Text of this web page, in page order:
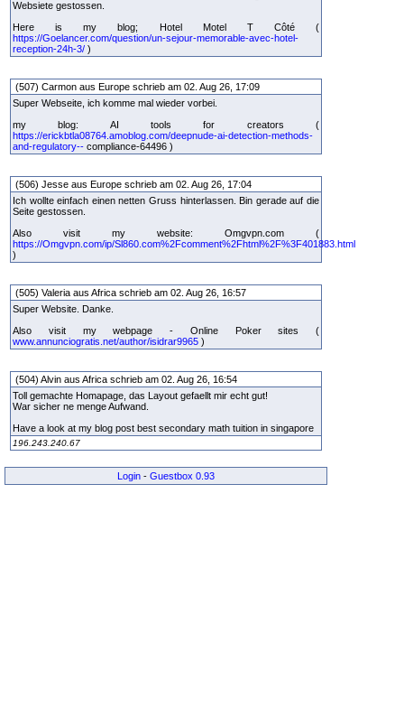
Websiete gestossen.
Here is my blog; Hotel Motel T Côté (
https://Goelancer.com/question/un-sejour-memorable-avec-hotel-
reception-24h-3/ )
(507) Carmon aus Europe schrieb am 02. Aug 26, 17:09
Super Webseite, ich komme mal wieder vorbei.
my blog: AI tools for creators (
https://erickbtla08764.amoblog.com/deepnude-ai-detection-methods-
and-regulatory-- compliance-64496 )
(506) Jesse aus Europe schrieb am 02. Aug 26, 17:04
Ich wollte einfach einen netten Gruss hinterlassen. Bin gerade auf die
Seite gestossen.
Also visit my website: Omgvpn.com (
https://Omgvpn.com/ip/Sl860.com%2Fcomment%2Fhtml%2F%3F401883.html
)
(505) Valeria aus Africa schrieb am 02. Aug 26, 16:57
Super Website. Danke.
Also visit my webpage - Online Poker sites (
www.annunciogratis.net/author/isidrar9965 )
(504) Alvin aus Africa schrieb am 02. Aug 26, 16:54
Toll gemachte Homapage, das Layout gefaellt mir echt gut!
War sicher ne menge Aufwand.
Have a look at my blog post best secondary math tuition in singapore
196.243.240.67
Login - Guestbox 0.93